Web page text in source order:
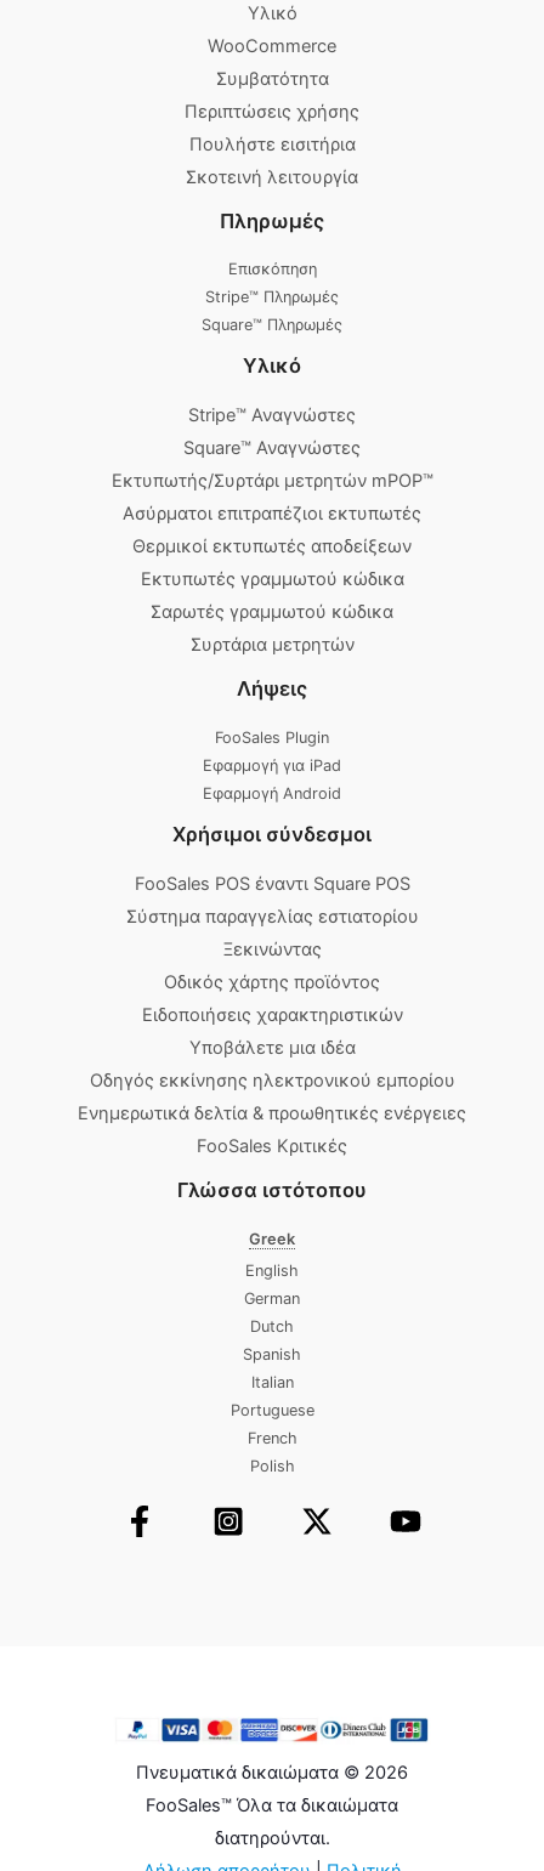
Υλικό
WooCommerce
Συμβατότητα
Περιπτώσεις χρήσης
Πουλήστε εισιτήρια
Σκοτεινή λειτουργία
Πληρωμές
Επισκόπηση
Stripe™ Πληρωμές
Square™ Πληρωμές
Υλικό
Stripe™ Αναγνώστες
Square™ Αναγνώστες
Εκτυπωτής/Συρτάρι μετρητών mPOP™
Ασύρματοι επιτραπέζιοι εκτυπωτές
Θερμικοί εκτυπωτές αποδείξεων
Εκτυπωτές γραμμωτού κώδικα
Σαρωτές γραμμωτού κώδικα
Συρτάρια μετρητών
Λήψεις
FooSales Plugin
Εφαρμογή για iPad
Εφαρμογή Android
Χρήσιμοι σύνδεσμοι
FooSales POS έναντι Square POS
Σύστημα παραγγελίας εστιατορίου
Ξεκινώντας
Οδικός χάρτης προϊόντος
Ειδοποιήσεις χαρακτηριστικών
Υποβάλετε μια ιδέα
Οδηγός εκκίνησης ηλεκτρονικού εμπορίου
Ενημερωτικά δελτία & προωθητικές ενέργειες
FooSales Κριτικές
Γλώσσα ιστότοπου
Greek
English
German
Dutch
Spanish
Italian
Portuguese
French
Polish
Πνευματικά δικαιώματα © 2026
FooSales™ Όλα τα δικαιώματα
διατηρούνται.